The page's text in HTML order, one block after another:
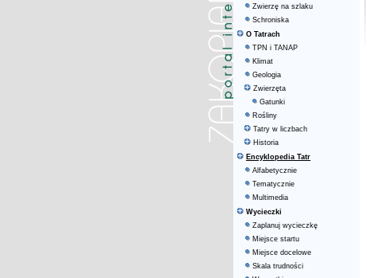
Zwierzę na szlaku
Schroniska
O Tatrach
TPN i TANAP
Klimat
Geologia
Zwierzęta
Gatunki
Rośliny
Tatry w liczbach
Historia
Encyklopedia Tatr
Alfabetycznie
Tematycznie
Multimedia
Wycieczki
Zaplanuj wycieczkę
Miejsce startu
Miejsce docelowe
Skala trudności